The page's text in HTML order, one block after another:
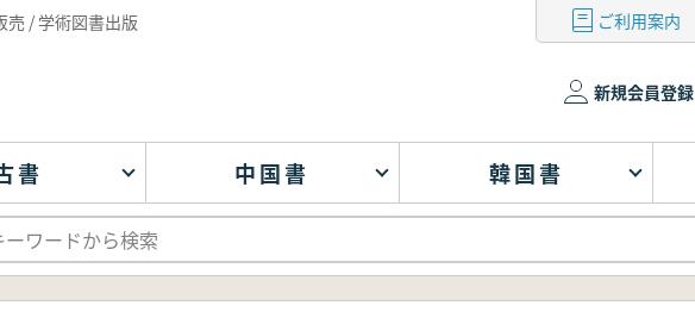
売 / 学術図書出版 ご利用案内
新規会員登録
書 中国書 韓国書